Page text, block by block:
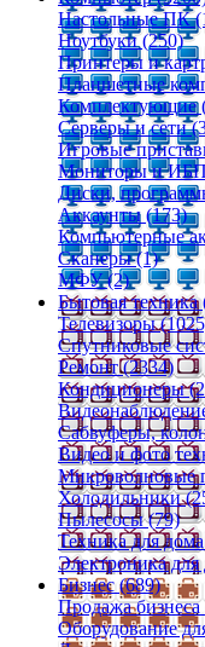
Настольные ПК
Ноутбуки (250)
Принтеры и
Планшетные
Комплектующие
Серверы и сети
Игровые
Мониторы и ИБП
Диски,
Аккаунты (173)
Компьютерные
Сканеры (1)
МФУ (2)
Бытовая техника
Телевизоры
Спутниковые
Ремонт (2334)
Кондиционеры
Сабвуферы,
Видео и фото
Микроволновые
Холодильники
Пылесосы (79)
Техника для
Электроника для
Бизнес (689)
Продажа бизнеса
Оборудование